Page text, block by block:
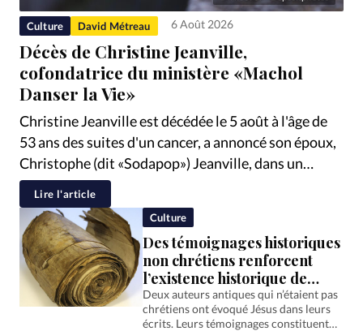
Toute l'actualité Bible Culture
Eglises
Histoire Laicité
Liberté religieuse
Mission
Monde People Politique
Religions
Société
Culture David Métreau 6 Août 2026
Décès de Christine Jeanville,
cofondatrice du ministère «Machol
Danser la Vie»
Christine Jeanville est décédée le 5 août à l'âge de
53 ans des suites d'un cancer, a annoncé son époux,
Christophe (dit «Sodapop») Jeanville, dans un
message publié sur Facebook, précisant qu'elle
luttait contre la maladie depuis trois ans.
Cofondatrice et codirectrice du ministère
protestant «Machol Danser la Vie», elle s'était
engagée pendant plus de…
Lire l'article
Culture
Des témoignages historiques
non chrétiens renforcent
l’existence historique de
Jésus, souligne «Science &
Vie»
Deux auteurs antiques qui n’étaient pas
chrétiens ont évoqué Jésus dans leurs
écrits. Leurs témoignages constituent